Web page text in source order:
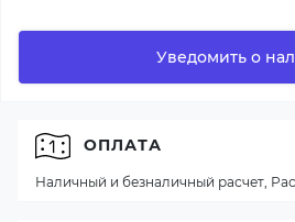
Уведомить о
ОПЛАТА
Наличный и безналичный расчет,